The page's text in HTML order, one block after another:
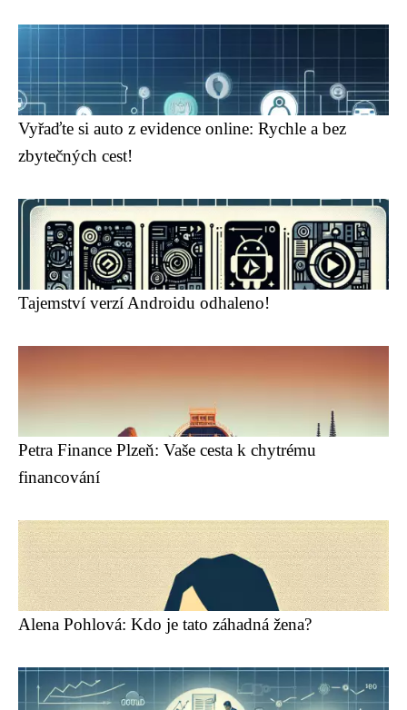
Vyřaďte si auto z evidence online: Rychle a bez
zbytečných cest!
Tajemství verzí Androidu odhaleno!
Petra Finance Plzeň: Vaše cesta k chytrému
financování
Alena Pohlová: Kdo je tato záhadná žena?